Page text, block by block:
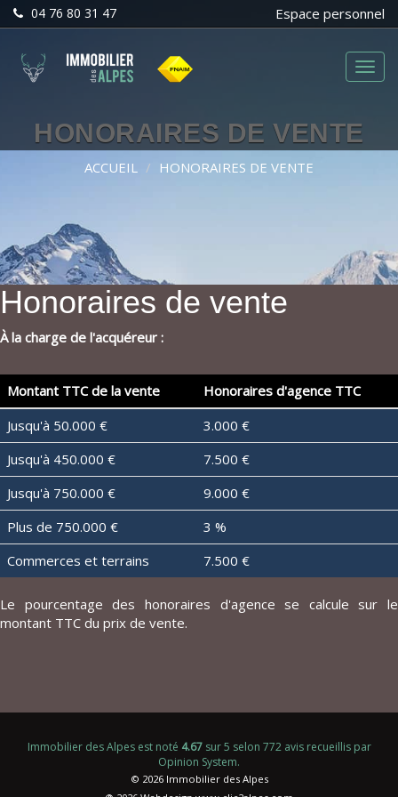
04 76 80 31 47 Espace personnel
Menu
HONORAIRES DE VENTE
ACCUEIL HONORAIRES DE VENTE
Honoraires de vente
À la charge de l'acquéreur :
Montant TTC de la vente
Honoraires d'agence TTC
Jusqu'à 50.000 €
3.000 €
Jusqu'à 450.000 €
7.500 €
Jusqu'à 750.000 €
9.000 €
Plus de 750.000 €
3 %
Commerces et terrains
7.500 €
Le pourcentage des honoraires d'agence se calcule sur le
montant TTC du prix de vente.
Immobilier des Alpesest noté 4.67sur5 selon 772avis recueillis par
Opinion System.
© 2026 Immobilier des Alpes